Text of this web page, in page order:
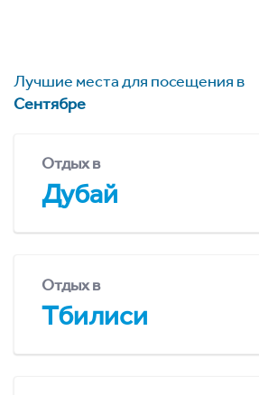
Лучшие места для посещения в
Сентябре
Отдых в
Дубай
Отдых в
Тбилиси